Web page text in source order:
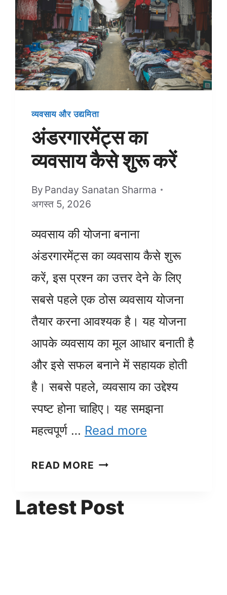
व्यवसाय और उद्यमिता
अंडरगारमेंट्स का
व्यवसाय कैसे शुरू करें
By Panday Sanatan Sharma
अगस्त 5, 2026
व्यवसाय की योजना बनाना
अंडरगारमेंट्स का व्यवसाय कैसे शुरू
करें, इस प्रश्न का उत्तर देने के लिए
सबसे पहले एक ठोस व्यवसाय योजना
तैयार करना आवश्यक है। यह योजना
आपके व्यवसाय का मूल आधार बनाती है
और इसे सफल बनाने में सहायक होती
है। सबसे पहले, व्यवसाय का उद्देश्य
स्पष्ट होना चाहिए। यह समझना
महत्वपूर्ण … Read more
READ MORE अंडरगारमेंट्स
कैसे
Latest Post